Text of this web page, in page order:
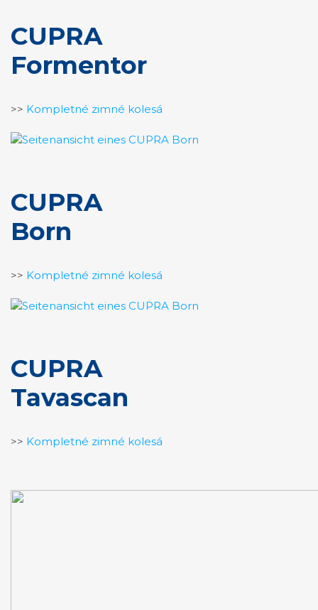
CUPRA
Formentor
>> Kompletné zimné kolesá
CUPRA
Born
>> Kompletné zimné kolesá
CUPRA
Tavascan
>> Kompletné zimné kolesá